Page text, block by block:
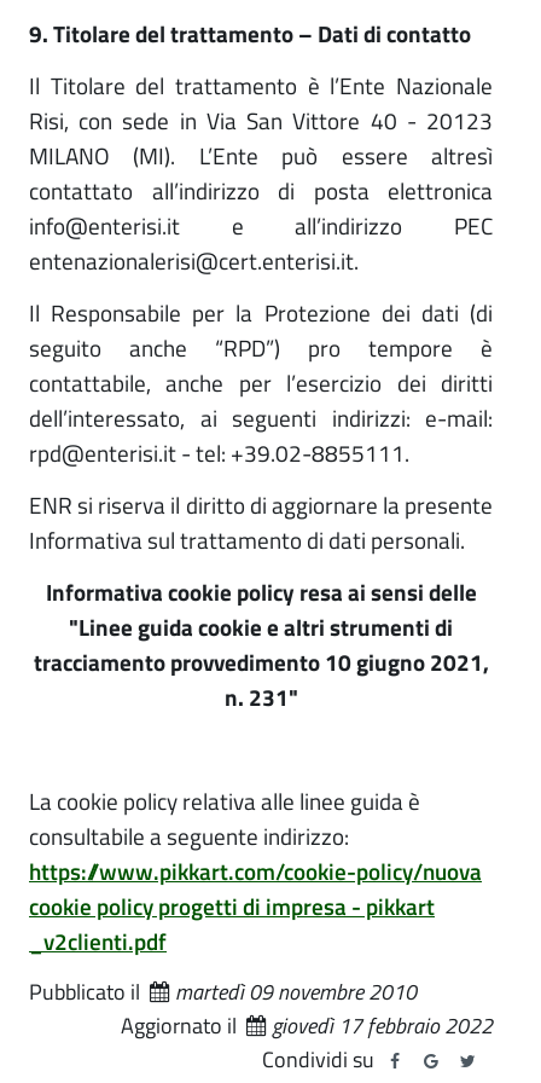
9. Titolare del trattamento – Dati di contatto
Il Titolare del trattamento è l’Ente Nazionale
Risi, con sede in Via San Vittore 40 - 20123
MILANO (MI). L’Ente può essere altresì
contattato all’indirizzo di posta elettronica
info@enterisi.it e all’indirizzo PEC
entenazionalerisi@cert.enterisi.it.
Il Responsabile per la Protezione dei dati (di
seguito anche “RPD”) pro tempore è
contattabile, anche per l’esercizio dei diritti
dell’interessato, ai seguenti indirizzi: e-mail:
rpd@enterisi.it - tel: +39.02-8855111.
ENR si riserva il diritto di aggiornare la presente
Informativa sul trattamento di dati personali.
Informativa cookie policy resa ai sensi delle
"Linee guida cookie e altri strumenti di
tracciamento provvedimento 10 giugno 2021,
n. 231"
La cookie policy relativa alle linee guida è
consultabile a seguente indirizzo:
https://www.pikkart.com/cookie-policy/nuova
cookie policy progetti di impresa - pikkart
_v2clienti.pdf
Pubblicato il
martedì 09 novembre 2010
Aggiornato il
giovedì 17 febbraio 2022
Condividi su